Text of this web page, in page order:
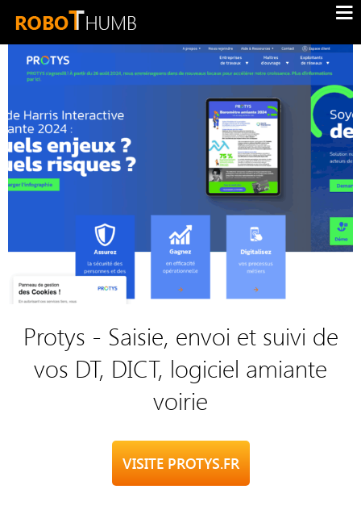
Protys - Saisie, envoi et suivi de
vos DT, DICT, logiciel amiante
voirie
VISITE PROTYS.FR